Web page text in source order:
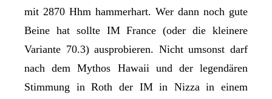
mit 2870 Hhm hammerhart. Wer dann noch gute
Beine hat sollte IM France (oder die kleinere
Variante 70.3) ausprobieren. Nicht umsonst darf
nach dem Mythos Hawaii und der legendären
Stimmung in Roth der IM in Nizza in einem